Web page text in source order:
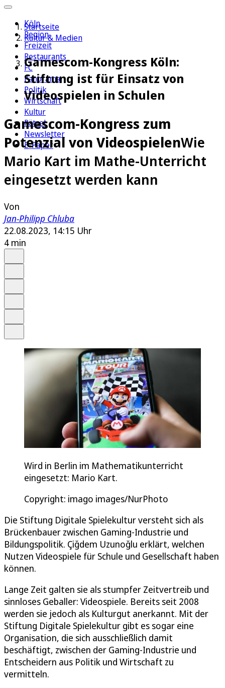
Köln
Region
Freizeit
Restaurants
FC
Panorama
Politik
Wirtschaft
Kultur
Rätsel
Newsletter
E-Paper
Startseite
Kultur & Medien
Gamescom-Kongress Köln:
Stiftung ist für Einsatz von
Videospielen in Schulen
Gamescom-Kongress zum
Potenzial von VideospielenWie
Mario Kart im Mathe-Unterricht
eingesetzt werden kann
Von
Jan-Philipp Chluba
22.08.2023, 14:15 Uhr
4 min
Wird in Berlin im Mathematikunterricht
eingesetzt: Mario Kart.
Copyright: imago images/NurPhoto
Die Stiftung Digitale Spielekultur versteht sich als
Brückenbauer zwischen Gaming-Industrie und
Bildungspolitik. Çiğdem Uzunoğlu erklärt, welchen
Nutzen Videospiele für Schule und Gesellschaft haben
können.
Lange Zeit galten sie als stumpfer Zeitvertreib und
sinnloses Geballer: Videospiele. Bereits seit 2008
werden sie jedoch als Kulturgut anerkannt. Mit der
Stiftung Digitale Spielekultur gibt es sogar eine
Organisation, die sich ausschließlich damit
beschäftigt, zwischen der Gaming-Industrie und
Entscheidern aus Politik und Wirtschaft zu
vermitteln.